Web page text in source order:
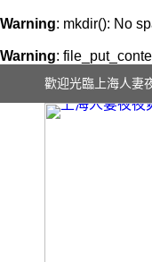
Warning: mkdir(): No
Warning:
歡迎光臨上海人妻